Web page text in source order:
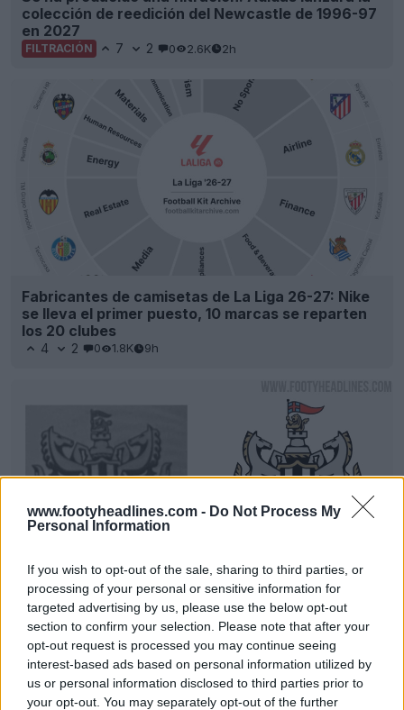
www.footyheadlines.com - Do Not Process My
Personal Information
If you wish to opt-out of the sale, sharing to third parties, or
processing of your personal or sensitive information for
targeted advertising by us, please use the below opt-out
section to confirm your selection. Please note that after your
opt-out request is processed you may continue seeing
interest-based ads based on personal information utilized by
us or personal information disclosed to third parties prior to
your opt-out. You may separately opt-out of the further
colección de reedición del Newcastle de 1996-97
en 2027
FILTRACIÓN 7 2 0 2.6K 2h
Fabricantes de camisetas de La Liga 26-27: Nike
se lleva el primer puesto, 10 marcas se reparten
los 20 clubes
4 2 0 1.8K 9h
¿Está el Newcastle United eludiendo las normas
de la FA para cambiar su escudo?
3 5 0 2.8K 12h